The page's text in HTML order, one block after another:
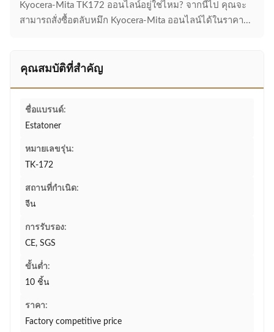
Kyocera-Mita TK172 ออนไลน์อยู่ใช่ไหม? จากนี้ไป คุณจะ
สามารถสั่งซื้อตลับหมึก Kyocera-Mita ออนไลน์ได้ในราคา...
คุณสมบัติที่สำคัญ
ชื่อแบรนด์:
Estatoner
หมายเลขรุ่น:
TK-172
สถานที่กำเนิด:
จีน
การรับรอง:
CE, SGS
ขั้นต่ำ:
10 ชิ้น
ราคา:
Factory competitive price